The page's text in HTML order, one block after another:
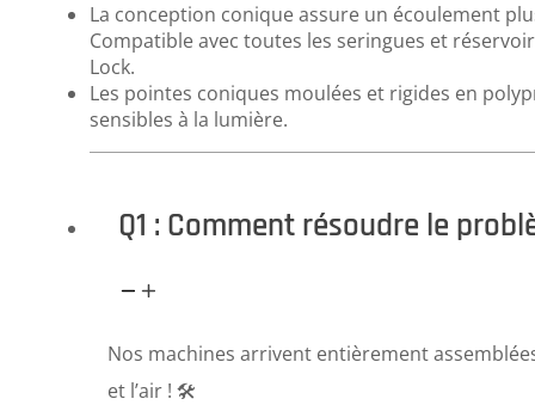
La conception conique assure un écoulement
Compatible avec toutes les seringues et
Lock.
Les pointes coniques moulées et rigides en
sensibles à la lumière.
Q1 : Comment résoudre le
Nos machines arrivent entièrement
et l’air ! 🛠️